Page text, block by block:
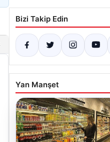
Bizi Takip Edin
Yan Manşet